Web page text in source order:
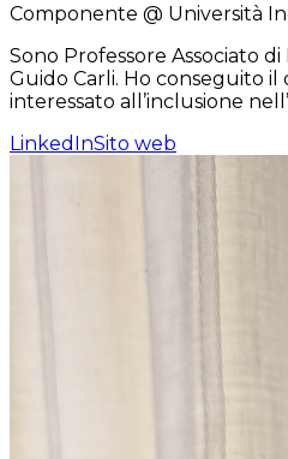
Componente @ Università
Sono Professore Associato
Guido Carli. Ho conseguito
interessato all’inclusione
LinkedInSito web